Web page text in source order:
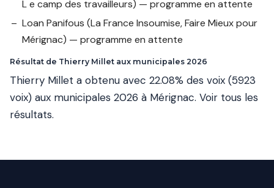
L e camp des travailleurs) — programme en attente
Loan Panifous (La France Insoumise, Faire Mieux pour
Mérignac) — programme en attente
Résultat de Thierry Millet aux municipales 2026
Thierry Millet a obtenu avec 22.08% des voix (5923
voix) aux municipales 2026 à Mérignac. Voir tous les
résultats.